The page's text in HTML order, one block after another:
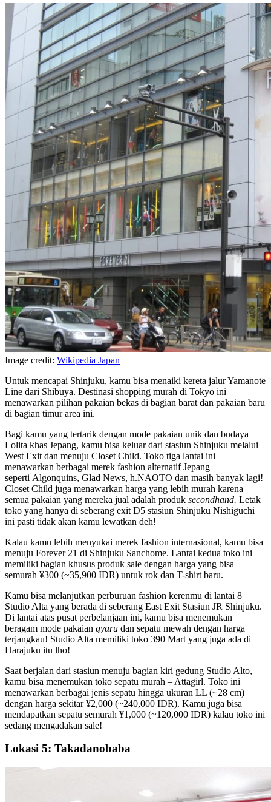
Image credit: Wikipedia Japan
Untuk mencapai Shinjuku, kamu bisa menaiki kereta jalur Yamanote
Line dari Shibuya. Destinasi shopping murah di Tokyo ini
menawarkan pilihan pakaian bekas di bagian barat dan pakaian baru
di bagian timur area ini.
Bagi kamu yang tertarik dengan mode pakaian unik dan budaya
Lolita khas Jepang, kamu bisa keluar dari stasiun Shinjuku melalui
West Exit dan menuju Closet Child. Toko tiga lantai ini
menawarkan berbagai merek fashion alternatif Jepang
seperti Algonquins, Glad News, h.NAOTO dan masih banyak lagi!
Closet Child juga menawarkan harga yang lebih murah karena
semua pakaian yang mereka jual adalah produk secondhand. Letak
toko yang hanya di seberang exit D5 stasiun Shinjuku Nishiguchi
ini pasti tidak akan kamu lewatkan deh!
Kalau kamu lebih menyukai merek fashion internasional, kamu bisa
menuju Forever 21 di Shinjuku Sanchome. Lantai kedua toko ini
memiliki bagian khusus produk sale dengan harga yang bisa
semurah ¥300 (~35,900 IDR) untuk rok dan T-shirt baru.
Kamu bisa melanjutkan perburuan fashion kerenmu di lantai 8
Studio Alta yang berada di seberang East Exit Stasiun JR Shinjuku.
Di lantai atas pusat perbelanjaan ini, kamu bisa menemukan
beragam mode pakaian gyaru dan sepatu mewah dengan harga
terjangkau! Studio Alta memiliki toko 390 Mart yang juga ada di
Harajuku itu lho!
Saat berjalan dari stasiun menuju bagian kiri gedung Studio Alto,
kamu bisa menemukan toko sepatu murah – Attagirl. Toko ini
menawarkan berbagai jenis sepatu hingga ukuran LL (~28 cm)
dengan harga sekitar ¥2,000 (~240,000 IDR). Kamu juga bisa
mendapatkan sepatu semurah ¥1,000 (~120,000 IDR) kalau toko ini
sedang mengadakan sale!
Lokasi 5: Takadanobaba